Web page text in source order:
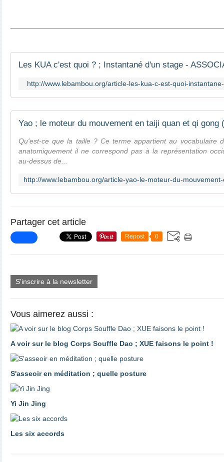
Les KUA c'est quoi ? ; Instantané d'un stage -
http://www.lebambou.org/article-les-kua-c-est-quoi-
Qu'est-ce que la taille ? Ce terme appartient au vocabulaire
anatomiquement il ne correspond pas à la représentation
au-dessus de...
Partager cet article
Repost 0
S'inscrire à la newsletter
Vous aimerez aussi :
A voir sur le blog Corps Souffle Dao ; XUE faisons le point !
S'asseoir en méditation ; quelle posture
Yi Jin Jing
Les six accords